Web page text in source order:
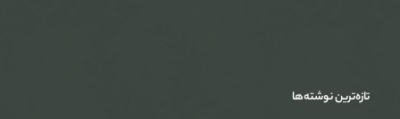
تازه‌ترین نوشته‌ها